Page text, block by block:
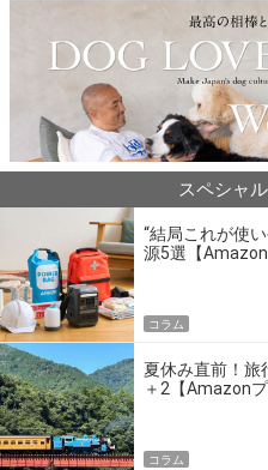
スペシャ
“結局これが使
源5選【
コラム
夏休み直前！旅
＋2【Amazon
コラム